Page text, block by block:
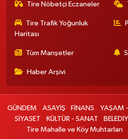
Tire Nöbetçi Eczaneler
Tire Trafik Yoğunluk
Haritası
Tüm Manşetler
Haber Arşivi
GÜNDEM ASAYİŞ FİNANS YAŞAM
SİYASET
KÜLTÜR - SANAT
Tire Mahalle ve Köy Muhtarları